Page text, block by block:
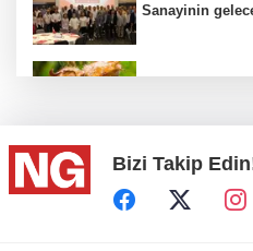
Sanayinin
Türkiye, Suudi
savunma
Bizi Takip